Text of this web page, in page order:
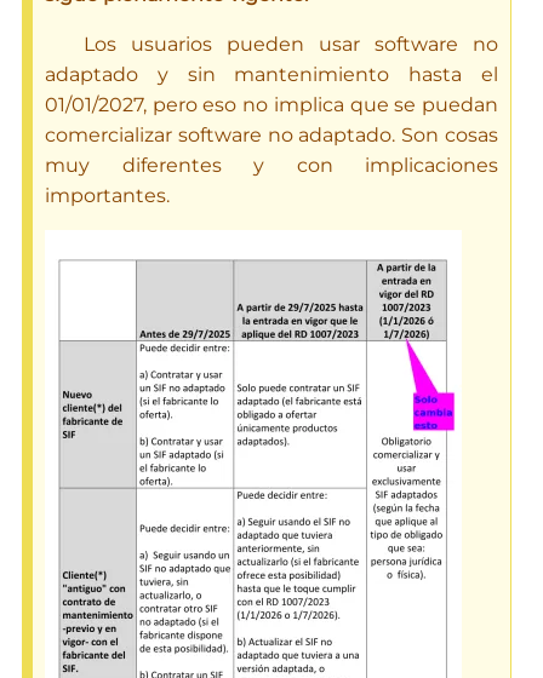
Los usuarios pueden usar software no
adaptado y sin mantenimiento hasta el
01/01/2027, pero eso no implica que se puedan
comercializar software no adaptado. Son cosas
muy diferentes y con implicaciones
importantes.